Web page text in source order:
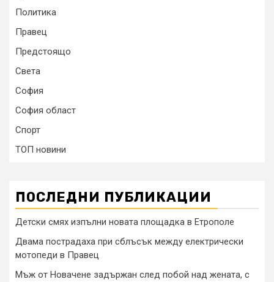
Политика
Правец
Предстоящо
Света
София
София област
Спорт
ТОП новини
ПОСЛЕДНИ ПУБЛИКАЦИИ
Детски смях изпълни новата площадка в Етрополе
Двама пострадаха при сблъсък между електрически
мотопеди в Правец
Мъж от Новачене задържан след побой над жената, с